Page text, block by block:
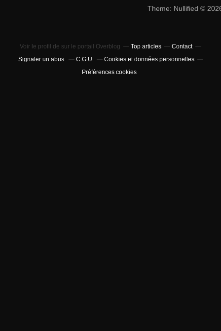
Theme: Nullified ©
Voir le profil de sur le portail Overblog Top articles
Contact
Signaler un abus
C.G.U.
Cookies et données personnelles
Préférences cookies